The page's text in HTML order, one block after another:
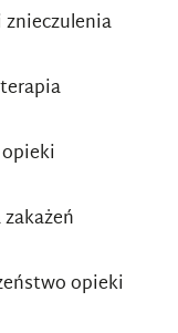
opieki
zakażeń
opieki